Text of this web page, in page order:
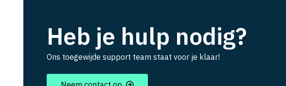
Heb je hulp nodig?
Ons toegewijde support team staat voor je klaar!